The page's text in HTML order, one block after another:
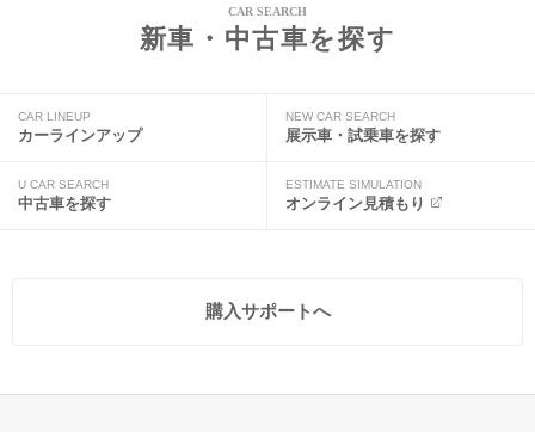
CAR SEARCH
新車・中古車を探す
CAR LINEUP
カーラインアップ
NEW CAR SEARCH
展示車・試乗車を探す
U CAR SEARCH
中古車を探す
ESTIMATE SIMULATION
オンライン見積もり
購入サポートへ